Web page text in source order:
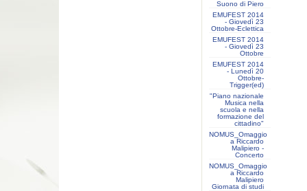
Suono di Piero
EMUFEST 2014
- Giovedì 23
Ottobre-Eclettica
EMUFEST 2014
- Giovedì 23
Ottobre
EMUFEST 2014
- Lunedì 20
Ottobre-
Trigger(ed)
"Piano nazionale
Musica nella
scuola e nella
formazione del
cittadino"
NOMUS_Omaggio
a Riccardo
Malipiero -
Concerto
NOMUS_Omaggio
a Riccardo
Malipiero
Giornata di studi